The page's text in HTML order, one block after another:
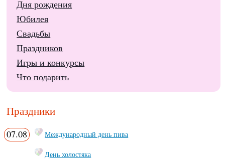
Дня рождения
Юбилея
Свадьбы
Праздников
Игры и конкурсы
Что подарить
Праздники
07.08 Международный день пива
День холостяка